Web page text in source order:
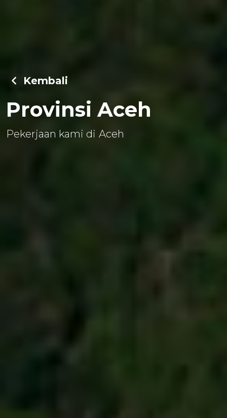
Kembali
Provinsi Aceh
Pekerjaan kami di Aceh